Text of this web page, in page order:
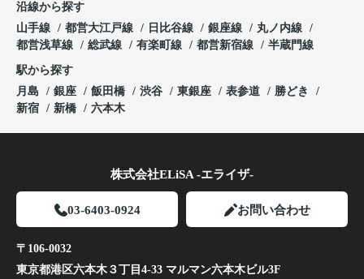
沿線から探す
山手線
都営大江戸線 日比谷線 銀座線
丸ノ内線
都営浅草線
総武線 有楽町線 都営新宿線 半蔵門線
駅から探す
月島
銀座 飯田橋 渋谷 東銀座 表参道
勝どき
新宿
新橋 六本木
株式会社ELiSA -エライザ-
03-6403-0924 お問い合わせ
〒106-0032
東京都港区六本木３丁目4-33 マルマン六本木ビル3F